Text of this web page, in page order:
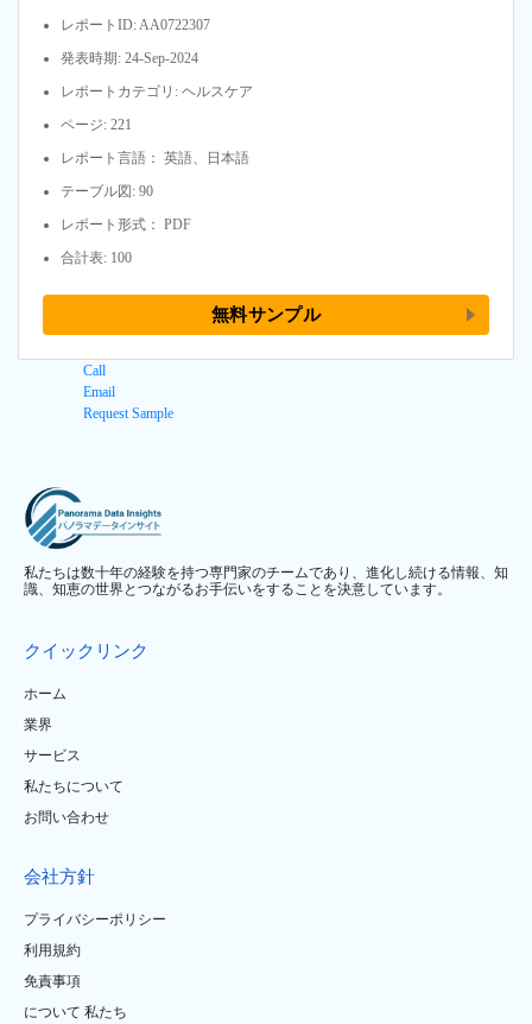
レポートID: AA0722307
発表時期: 24-Sep-2024
レポートカテゴリ: ヘルスケア
ページ: 221
レポート言語： 英語、日本語
テーブル図: 90
レポート形式： PDF
合計表: 100
無料サンプル
Call
Email
Request Sample
私たちは数十年の経験を持つ専門家のチームであり、進化し続ける情報、知
識、知恵の世界とつながるお手伝いをすることを決意しています。
クイックリンク
ホーム
業界
サービス
私たちについて
お問い合わせ
会社方針
プライバシーポリシー
利用規約
免責事項
について 私たち